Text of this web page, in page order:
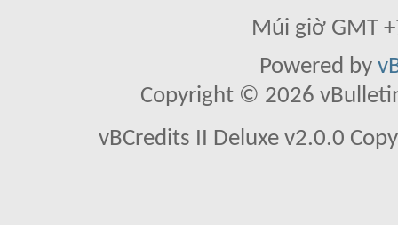
Múi giờ GMT
Powered by
Copyright © 2026
vBCredits II Deluxe v2.0.0